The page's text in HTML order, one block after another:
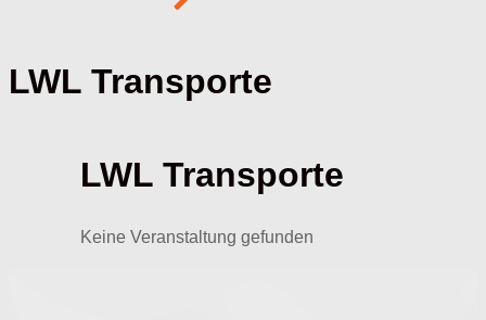
LWL Transporte
LWL Transporte
Keine Veranstaltung gefunden